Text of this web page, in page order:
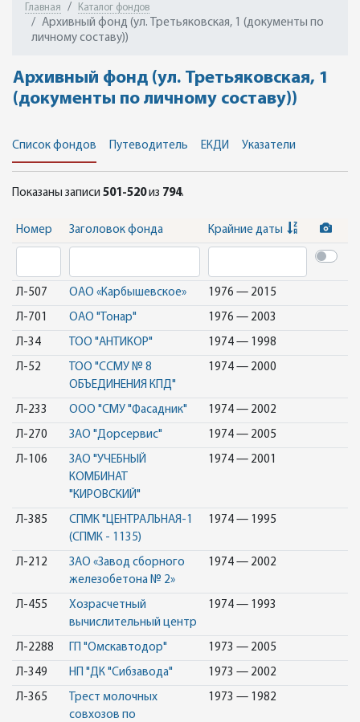
Главная Каталог фондов
Архивный фонд (ул. Третьяковская, 1 (документы по
личному составу))
Архивный фонд (ул. Третьяковская, 1
(документы по личному составу))
Список фондов Путеводитель ЕКДИ Указатели
Показаны записи 501-520из 794.
Номер Заголовок фонда Крайние даты
Л-507 ОАО «Карбышевское» 1976 — 2015
Л-701 ОАО "Тонар" 1976 — 2003
Л-34 ТОО "АНТИКОР" 1974 — 1998
Л-52
ТОО "ССМУ № 8
ОБЪЕДИНЕНИЯ КПД"
1974 — 2000
Л-233 ООО "СМУ "Фасадник" 1974 — 2002
Л-270 ЗАО "Дорсервис" 1974 — 2005
Л-106
ЗАО "УЧЕБНЫЙ
КОМБИНАТ
"КИРОВСКИЙ"
1974 — 2001
Л-385
СПМК "ЦЕНТРАЛЬНАЯ-1
(СПМК - 1135)
1974 — 1995
Л-212
ЗАО «Завод сборного
железобетона № 2»
1974 — 2002
Л-455
Хозрасчетный
вычислительный центр
1974 — 1993
Л-2288 ГП "Омскавтодор" 1973 — 2005
Л-349 НП "ДК "Сибзавода" 1973 — 2002
Л-365
Трест молочных
совхозов по
1973 — 1982